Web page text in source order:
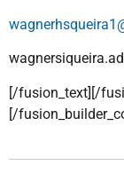
[/fusion_text][/
[/